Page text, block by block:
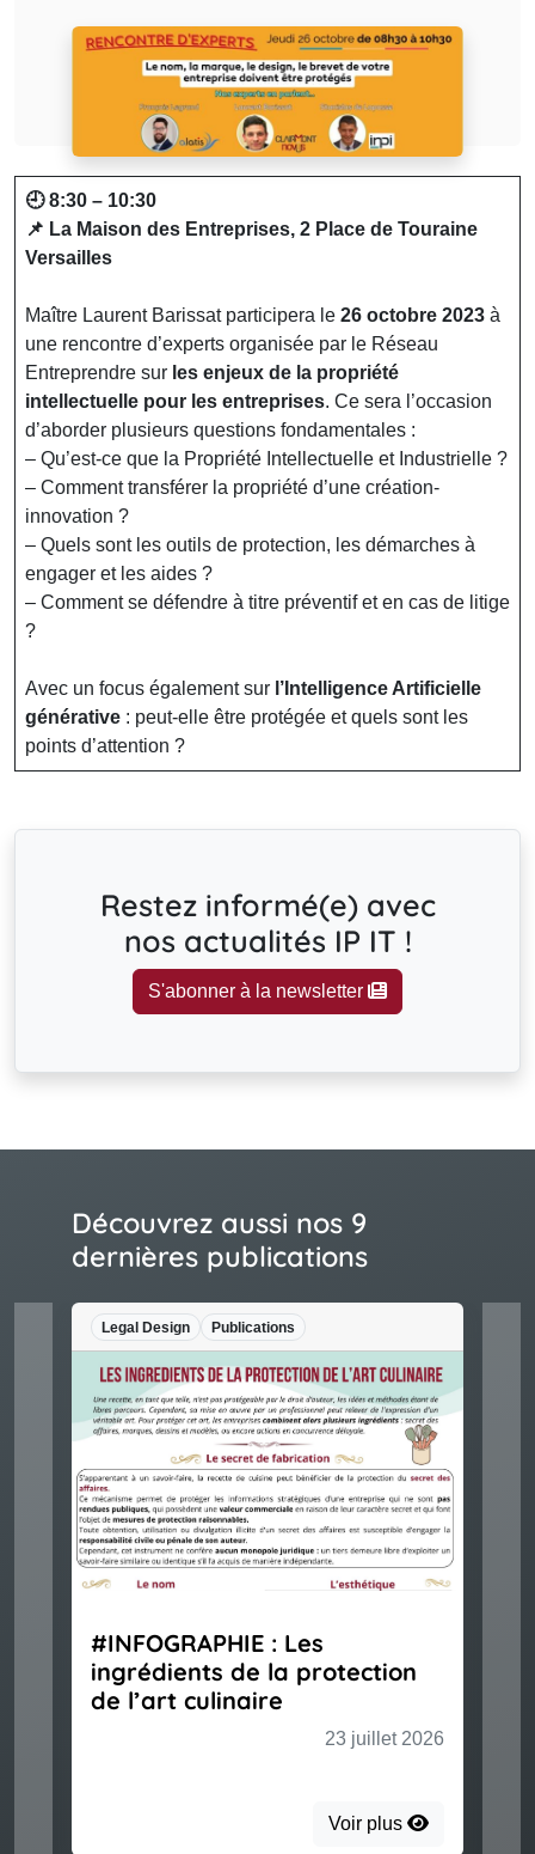
🕘 8:30 – 10:30
📌 La Maison des Entreprises, 2 Place de Touraine
Versailles
Maître Laurent Barissat participera le 26 octobre 2023 à
une rencontre d’experts organisée par le Réseau
Entreprendre sur les enjeux de la propriété
intellectuelle pour les entreprises. Ce sera l’occasion
d’aborder plusieurs questions fondamentales :
– Qu’est-ce que la Propriété Intellectuelle et Industrielle ?
– Comment transférer la propriété d’une création-
innovation ?
– Quels sont les outils de protection, les démarches à
engager et les aides ?
– Comment se défendre à titre préventif et en cas de litige
?
Avec un focus également sur l’Intelligence Artificielle
générative : peut-elle être protégée et quels sont les
points d’attention ?
Restez informé(e) avec
nos actualités IP IT !
S'abonner à la newsletter
Découvrez aussi nos 9
dernières publications
Legal Design Publications
#INFOGRAPHIE : Les
ingrédients de la protection
de l’art culinaire
23 juillet 2026
Voir plus